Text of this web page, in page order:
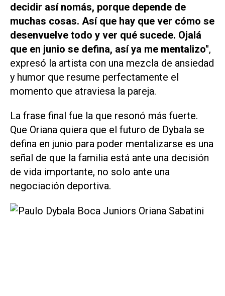
decidir así nomás, porque depende de
muchas cosas. Así que hay que ver cómo se
desenvuelve todo y ver qué sucede. Ojalá
que en junio se defina, así ya me mentalizo",
expresó la artista con una mezcla de ansiedad
y humor que resume perfectamente el
momento que atraviesa la pareja.
La frase final fue la que resonó más fuerte.
Que Oriana quiera que el futuro de Dybala se
defina en junio para poder mentalizarse es una
señal de que la familia está ante una decisión
de vida importante, no solo ante una
negociación deportiva.